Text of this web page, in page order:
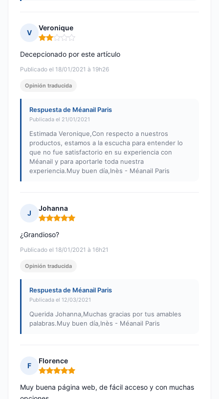
V
Veronique
Nota: 2 de 5
Publicado el 18/01/2021 à 19h26
Decepcionado por este artículo
Opinión traducida
Respuesta de Méanail Paris
Publicada el 21/01/2021
Estimada Veronique,Con respecto a nuestros
productos, estamos a la escucha para entender lo
que no fue satisfactorio en su experiencia con
Méanail y para aportarle toda nuestra
experiencia.Muy buen día,Inès - Méanail Paris
J
Johanna
Nota: 5 de 5
Publicado el 18/01/2021 à 16h21
¿Grandioso?
Opinión traducida
Respuesta de Méanail Paris
Publicada el 12/03/2021
Querida Johanna,Muchas gracias por tus amables
palabras.Muy buen día,Inès - Méanail Paris
F
Florence
Nota: 5 de 5
Muy buena página web, de fácil acceso y con muchas